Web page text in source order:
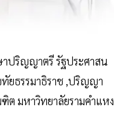
าปริญญาตรี รัฐประศาสน
ยธรรมาธิราช ,ปริญญา
ต มหาวิทยาลัยรามคำแหง